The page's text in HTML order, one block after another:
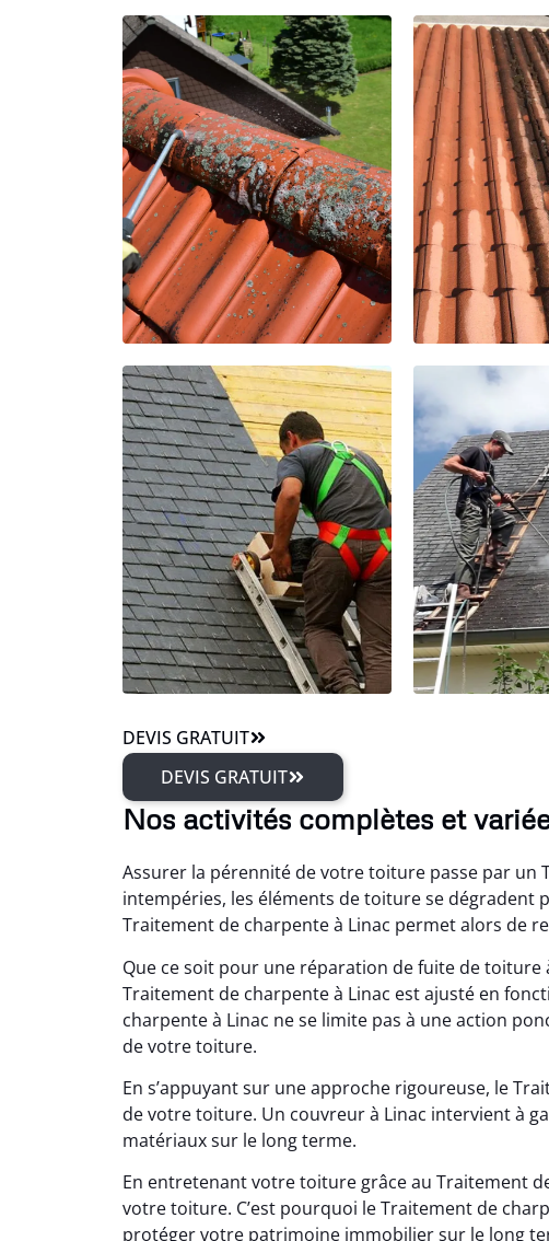
DEVIS GRATUIT
DEVIS GRATUIT
Nos activités complètes et
Assurer la pérennité de votre toiture passe par un
intempéries, les éléments de toiture se dégradent
Traitement de charpente à Linac permet alors de
Que ce soit pour une réparation de fuite de toiture
Traitement de charpente à Linac est ajusté en
charpente à Linac ne se limite pas à une action
de votre toiture.
En s’appuyant sur une approche rigoureuse, le
de votre toiture. Un couvreur à Linac intervient à
matériaux sur le long terme.
En entretenant votre toiture grâce au Traitement
votre toiture. C’est pourquoi le Traitement de
protéger votre patrimoine immobilier sur le long